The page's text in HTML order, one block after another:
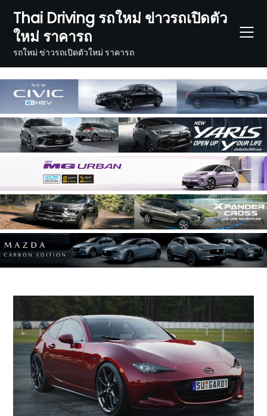
content
Thai Driving รถใหม่ ข่าวรถเปิดตัว
ใหม่ ราคารถ
รถใหม่ ข่าวรถเปิดตัวใหม่ ราคารถ